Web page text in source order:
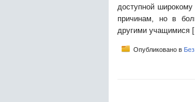
доступной
причинам, но в
другими учащимися
Опубликовано в